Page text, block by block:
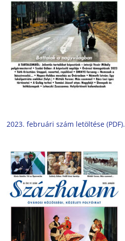
2023. februári szám letöltése (PDF).